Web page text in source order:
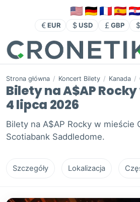
EUR USD GBP
Strona główna / Koncert Bilety / Kanada /
Bilety na A$AP
4 lipca 2026
Bilety na A$AP Rocky w mieście
Scotiabank Saddledome.
Szczegóły Lokalizacja